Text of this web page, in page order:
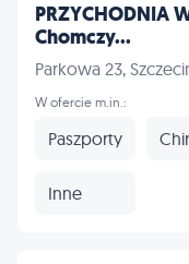
PRZYCHODNIA
Chomczy...
Parkowa 23,
W ofercie m.in.:
Paszporty
Inne